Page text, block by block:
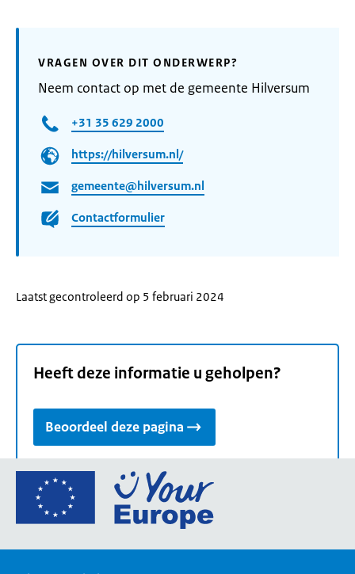
VRAGEN OVER DIT ONDERWERP?
Neem contact op met de gemeente Hilversum
+31 35 629 2000
https://hilversum.nl/
gemeente@hilversum.nl
Contactformulier
Laatst gecontroleerd op 5 februari 2024
Heeft deze informatie u geholpen?
Beoordeel deze pagina
Ga
de